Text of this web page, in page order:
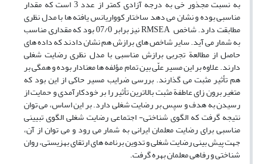
به نسبت مجذور خی به درجه آزادی کمتر از عدد 3 است که مقدار
مناسبی بوده و نشان می دهد ساختار کوواریانس یافته ها با مدل نظری
مطابقت دارد. شاخص RMSEA نیز برابر 07/0 بود که مقداری مناسب
به شمار می آید. سایر شاخص های برازش هم نشان دادند که داده های
حاصل از مطالعة تجربی برازش مناسبی با مدل نظری رضایت شغلی
دارند. علاوه بر این مسیر علّی بین تمام مؤلفه ها معنادار بوده و همگی بر
هم تأثیر مثبت می گذارند. بررسی ضرایب مسیر حاکی از این بود که
متغیر برون زای عاطفة مثبت بالاترین تأثیر را بر خودکارآمدی و حمایت از
رسیدن به هدف و سپس بر رضایت شغلی دارد. بر این اساس، می توان
نتیجه گرفت که الگوی شناختی- اجتماعی رضایت شغلی الگوی تبیینی
مناسبی برای رضایت معلمان ایرانی به شمار می رود و می توان از آن،
جهت پیش بینی رضایت شغلی و تدوین برنامه های ارتقای بهزیستی، روان
شناختی و رفاهی معلمان بهره گرفت.